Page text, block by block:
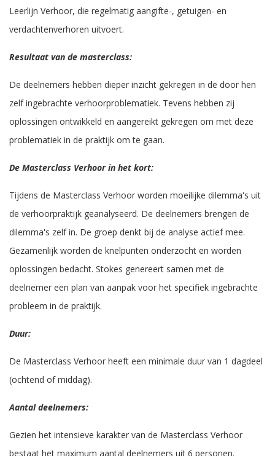
Leerlijn Verhoor, die regelmatig aangifte-, getuigen- en
verdachtenverhoren uitvoert.
Resultaat van de masterclass:
De deelnemers hebben dieper inzicht gekregen in de door hen
zelf ingebrachte verhoorproblematiek. Tevens hebben zij
oplossingen ontwikkeld en aangereikt gekregen om met deze
problematiek in de praktijk om te gaan.
De Masterclass Verhoor in het kort:
Tijdens de Masterclass Verhoor worden moeilijke dilemma's uit
de verhoorpraktijk geanalyseerd. De deelnemers brengen de
dilemma's zelf in. De groep denkt bij de analyse actief mee.
Gezamenlijk worden de knelpunten onderzocht en worden
oplossingen bedacht. Stokes genereert samen met de
deelnemer een plan van aanpak voor het specifiek ingebrachte
probleem in de praktijk.
Duur:
De Masterclass Verhoor heeft een minimale duur van 1 dagdeel
(ochtend of middag).
Aantal deelnemers:
Gezien het intensieve karakter van de Masterclass Verhoor
bestaat het maximum aantal deelnemers uit 6 personen.